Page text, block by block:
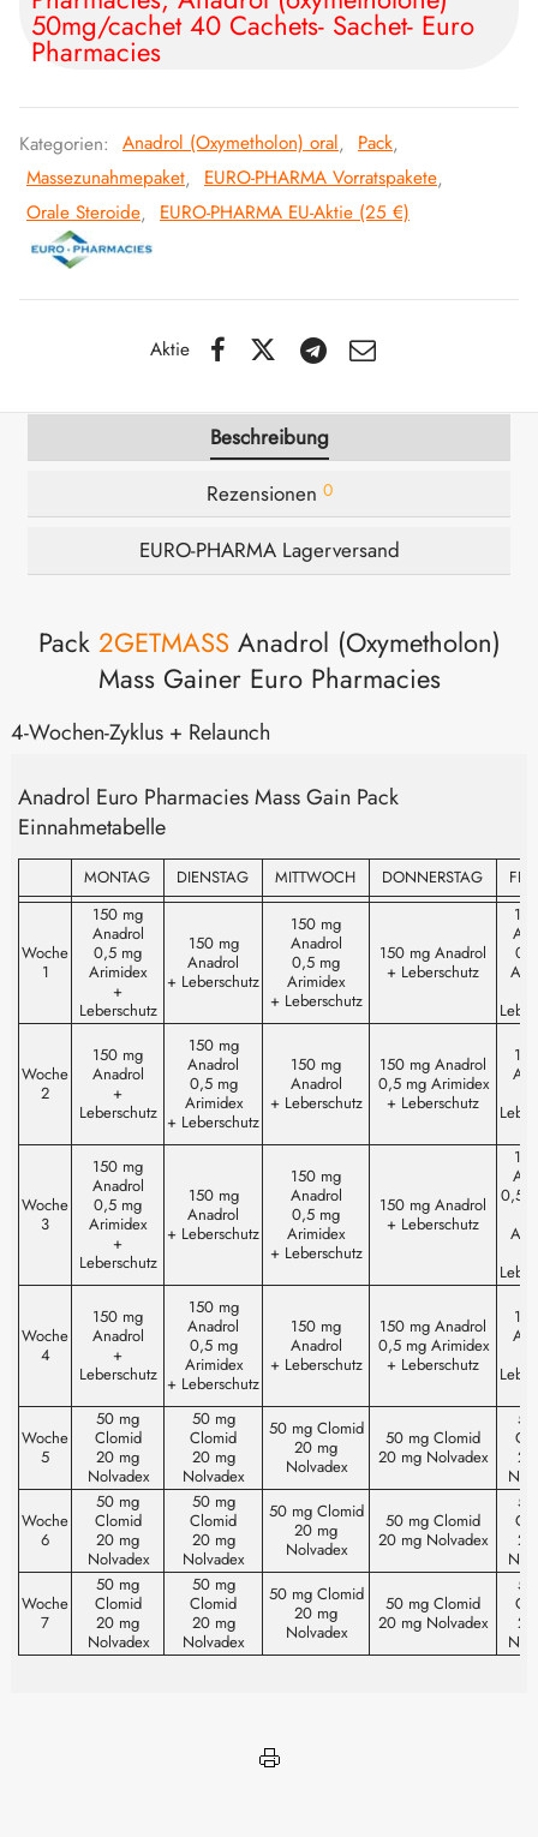
50mg/cachet 40 Cachets- Sachet- Euro
Pharmacies
Kategorien: Anadrol (Oxymetholon) oral, Pack,
Massezunahmepaket, EURO-PHARMA Vorratspakete,
Orale Steroide, EURO-PHARMA EU-Aktie (25 €)
Aktie
Beschreibung
Rezensionen 0
EURO-PHARMA Lagerversand
Pack 2GETMASS Anadrol (Oxymetholon)
Mass Gainer Euro Pharmacies
4-Wochen-Zyklus + Relaunch
Anadrol Euro Pharmacies Mass Gain Pack
Einnahmetabelle
MONTAG DIENSTAG MITTWOCH DONNERSTAG
MONTAG
DIENSTAG MITTWOCH DONNERSTAG
Woche
1
150 mg
Anadrol
0,5 mg
Arimidex
+
Leberschutz
150 mg
Anadrol
+ Leberschutz
150 mg
Anadrol
0,5 mg
Arimidex
+ Leberschutz
150 mg Anadrol
+ Leberschutz
Woche
2
150 mg
Anadrol
+
Leberschutz
150 mg
Anadrol
0,5 mg
Arimidex
+ Leberschutz
150 mg
Anadrol
+ Leberschutz
150 mg Anadrol
0,5 mg Arimidex
+ Leberschutz
Woche
3
150 mg
Anadrol
0,5 mg
Arimidex
+
Leberschutz
150 mg
Anadrol
+ Leberschutz
150 mg
Anadrol
0,5 mg
Arimidex
+ Leberschutz
150 mg Anadrol
+ Leberschutz
0,5
Woche
4
150 mg
Anadrol
+
Leberschutz
150 mg
Anadrol
0,5 mg
Arimidex
+ Leberschutz
150 mg
Anadrol
+ Leberschutz
150 mg Anadrol
0,5 mg Arimidex
+ Leberschutz
Woche
5
50 mg
Clomid
20 mg
Nolvadex
50 mg
Clomid
20 mg
Nolvadex
50 mg Clomid
20 mg
Nolvadex
50 mg Clomid
20 mg Nolvadex
Woche
6
50 mg
Clomid
20 mg
Nolvadex
50 mg
Clomid
20 mg
Nolvadex
50 mg Clomid
20 mg
Nolvadex
50 mg Clomid
20 mg Nolvadex
Woche
7
50 mg
Clomid
20 mg
Nolvadex
50 mg
Clomid
20 mg
Nolvadex
50 mg Clomid
20 mg
Nolvadex
50 mg Clomid
20 mg Nolvadex